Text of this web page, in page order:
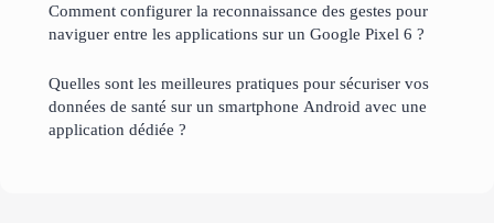
Comment configurer la reconnaissance des gestes pour
naviguer entre les applications sur un Google Pixel 6 ?
Quelles sont les meilleures pratiques pour sécuriser vos
données de santé sur un smartphone Android avec une
application dédiée ?